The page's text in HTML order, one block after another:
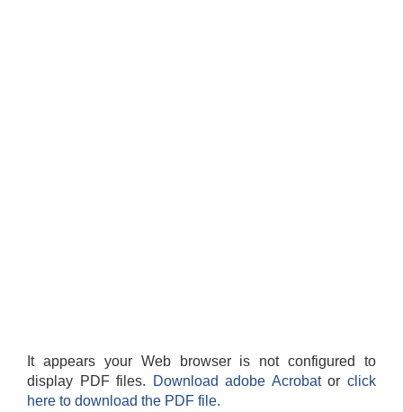
It appears your Web browser is not configured to
display PDF files.
Download adobe Acrobatorclick
here to download the PDF file.